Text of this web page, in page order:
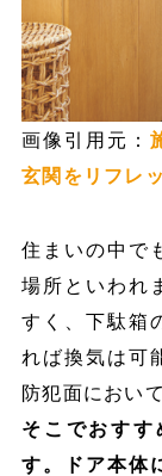
画像引用元：
玄関をリフレ
住まいの中で
場所といわれ
すく、下駄箱
れば換気は可
防犯面におい
そこでおす
す。ドア本体